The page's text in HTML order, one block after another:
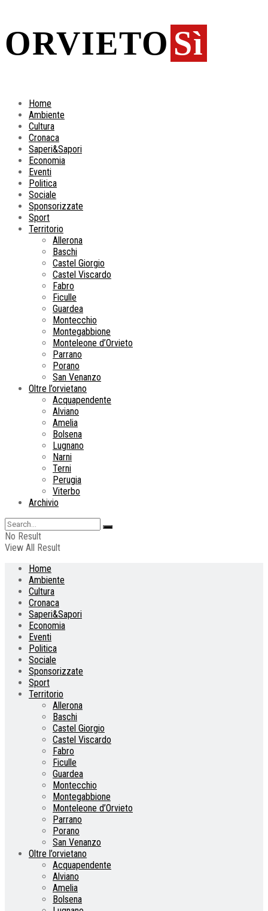
ORVIETO Sì
Home
Ambiente
Cultura
Cronaca
Saperi&Sapori
Economia
Eventi
Politica
Sociale
Sponsorizzate
Sport
Territorio
Allerona
Baschi
Castel Giorgio
Castel Viscardo
Fabro
Ficulle
Guardea
Montecchio
Montegabbione
Monteleone d’Orvieto
Parrano
Porano
San Venanzo
Oltre l’orvietano
Acquapendente
Alviano
Amelia
Bolsena
Lugnano
Narni
Terni
Perugia
Viterbo
Archivio
No Result
View All Result
Home
Ambiente
Cultura
Cronaca
Saperi&Sapori
Economia
Eventi
Politica
Sociale
Sponsorizzate
Sport
Territorio
Allerona
Baschi
Castel Giorgio
Castel Viscardo
Fabro
Ficulle
Guardea
Montecchio
Montegabbione
Monteleone d’Orvieto
Parrano
Porano
San Venanzo
Oltre l’orvietano
Acquapendente
Alviano
Amelia
Bolsena